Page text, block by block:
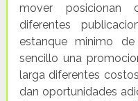
mover posicionan
diferentes
estanque minimo
sencillo una
larga diferentes
dan oportunidades